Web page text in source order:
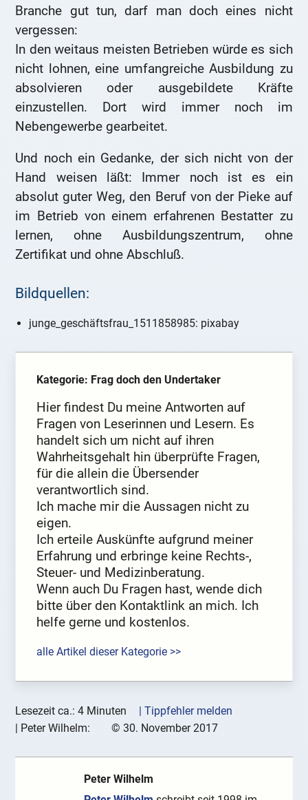
Branche gut tun, darf man doch eines nicht
vergessen:
In den weitaus meisten Betrieben würde es sich
nicht lohnen, eine umfangreiche Ausbildung zu
absolvieren oder ausgebildete Kräfte
einzustellen. Dort wird immer noch im
Nebengewerbe gearbeitet.
Und noch ein Gedanke, der sich nicht von der
Hand weisen läßt: Immer noch ist es ein
absolut guter Weg, den Beruf von der Pieke auf
im Betrieb von einem erfahrenen Bestatter zu
lernen, ohne Ausbildungszentrum, ohne
Zertifikat und ohne Abschluß.
Bildquellen:
junge_geschäftsfrau_1511858985: pixabay
Kategorie: Frag doch den Undertaker
Hier findest Du meine Antworten auf
Fragen von Leserinnen und Lesern. Es
handelt sich um nicht auf ihren
Wahrheitsgehalt hin überprüfte Fragen,
für die allein die Übersender
verantwortlich sind.
Ich mache mir die Aussagen nicht zu
eigen.
Ich erteile Auskünfte aufgrund meiner
Erfahrung und erbringe keine Rechts-,
Steuer- und Medizinberatung.
Wenn auch Du Fragen hast, wende dich
bitte über den Kontaktlink an mich. Ich
helfe gerne und kostenlos.
alle Artikel dieser Kategorie >>
Lesezeit ca.: 4 Minuten
| Tippfehler melden
| Peter Wilhelm: © 30. November 2017
Peter Wilhelm